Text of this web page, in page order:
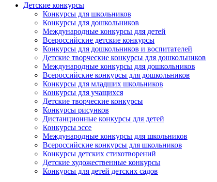
Детские конкурсы
Конкурсы для школьников
Конкурсы для дошкольников
Международные конкурсы для детей
Всероссийские детские конкурсы
Конкурсы для дошкольников и воспитателей
Детские творческие конкурсы для дошкольников
Международные конкурсы для дошкольников
Всероссийские конкурсы для дошкольников
Конкурсы для младших школьников
Конкурсы для учащихся
Детские творческие конкурсы
Конкурсы рисунков
Дистанционные конкурсы для детей
Конкурсы эссе
Международные конкурсы для школьников
Всероссийские конкурсы для школьников
Конкурсы детских стихотворений
Детские художественные конкурсы
Конкурсы для детей детских садов